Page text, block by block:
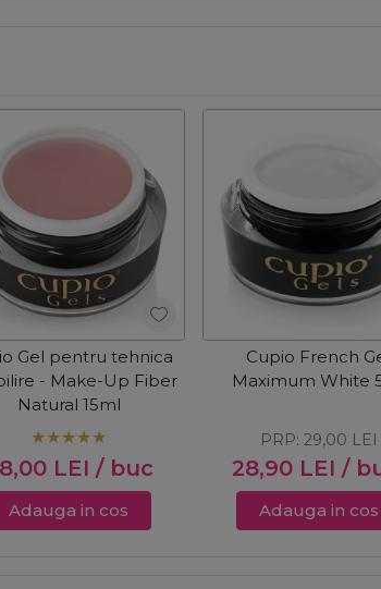
Gel pentru tehnica
- Make-Up Fiber
Natural 15ml
LEI / buc
Adauga in cos
Cupio French
Maximum White
28,90 LEI /
PRP: 29,00 LEI
Adauga in cos